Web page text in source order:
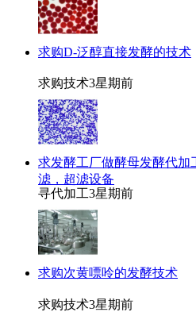
求购D-泛醇直接发酵的技术
求购技术3星期前
求发酵工厂做酵母发酵代加
滤，超滤设备
寻代加工3星期前
求购次黄嘌呤的发酵技术
求购技术3星期前